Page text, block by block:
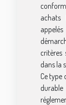
achats
critères
dans la
Ce type